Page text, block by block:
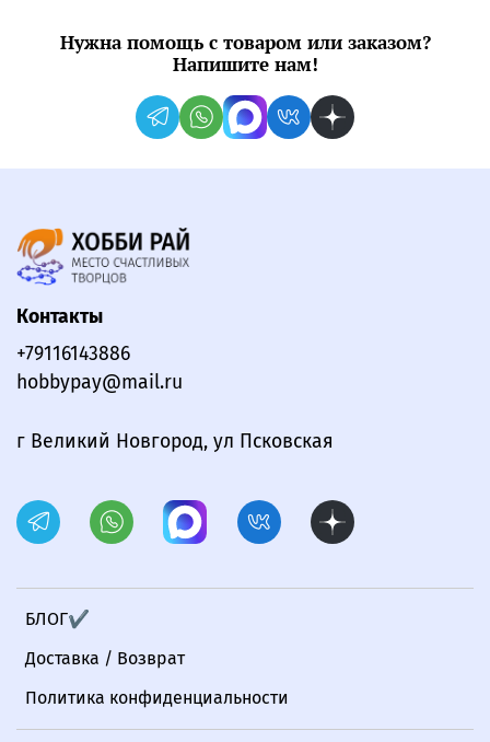
Нужна помощь с товаром или заказом?
Напишите нам!
БЛОГ✔
Доставка / Возврат
Политика конфиденциальности
Контакты
+79116143886
hobbypay@mail.ru
г Великий Новгород, ул Псковская